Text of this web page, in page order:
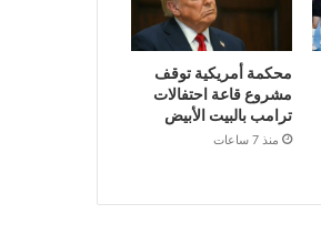
محكمة أمريكية توقف
مشروع قاعة احتفالات
ترامب بالبيت الأبيض
منذ 7 ساعات